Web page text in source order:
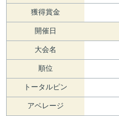
獲得賞金
開催日
大会名
順位
トータルピン
アベレージ